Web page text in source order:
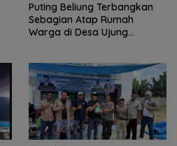
Puting Beliung Terbangkan
Sebagian Atap Rumah
Warga di Desa Ujung
Bantuan